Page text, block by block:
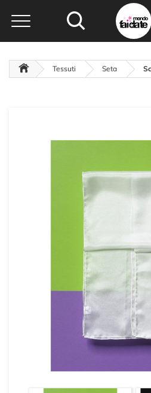
Tessuti Seta